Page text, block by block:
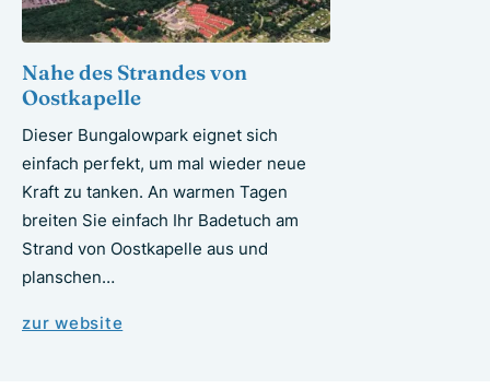
Nahe des Strandes von
Oostkapelle
Dieser Bungalowpark eignet sich
einfach perfekt, um mal wieder neue
Kraft zu tanken. An warmen Tagen
breiten Sie einfach Ihr Badetuch am
Strand von Oostkapelle aus und
planschen…
zur website